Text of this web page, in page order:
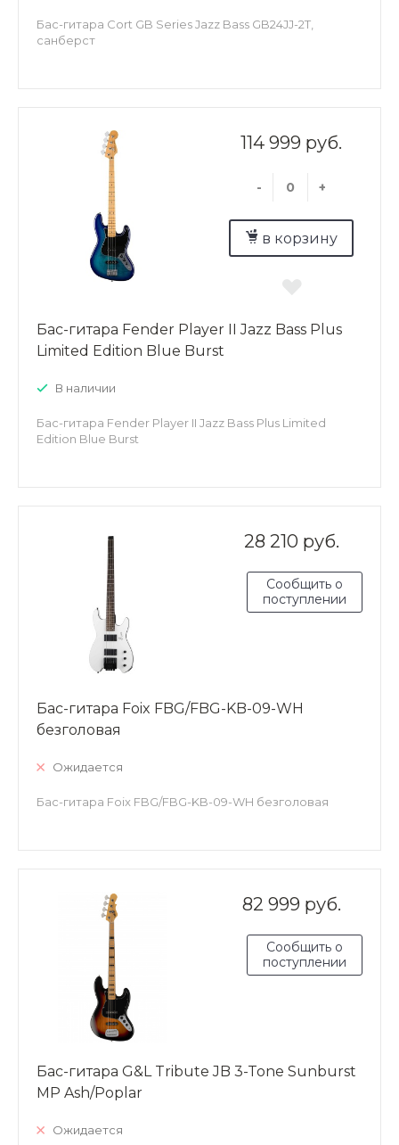
Бас-гитара Cort GB Series Jazz Bass GB24JJ-2T,
санберст
114 999 руб.
- +
в корзину
Бас-гитара Fender Player II Jazz Bass Plus
Limited Edition Blue Burst
В наличии
Бас-гитара Fender Player II Jazz Bass Plus Limited
Edition Blue Burst
28 210 руб.
Сообщить о
поступлении
Бас-гитара Foix FBG/FBG-KB-09-WH
безголовая
Ожидается
Бас-гитара Foix FBG/FBG-KB-09-WH безголовая
82 999 руб.
Сообщить о
поступлении
Бас-гитара G&L Tribute JB 3-Tone Sunburst
MP Ash/Poplar
Ожидается